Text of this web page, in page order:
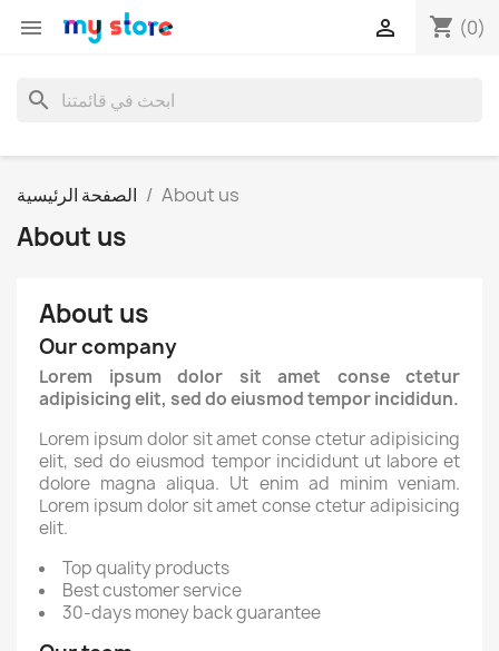
 shopping_cart (0)

search
الصفحة الرئيسية About us
About us
About us
Our company
Lorem ipsum dolor sit amet conse ctetur
adipisicing elit, sed do eiusmod tempor incididun.
Lorem ipsum dolor sit amet conse ctetur adipisicing
elit, sed do eiusmod tempor incididunt ut labore et
dolore magna aliqua. Ut enim ad minim veniam.
Lorem ipsum dolor sit amet conse ctetur adipisicing
elit.
Top quality products
Best customer service
30-days money back guarantee